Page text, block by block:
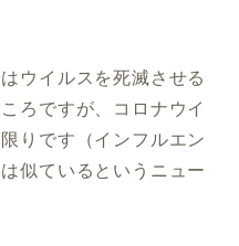
ウイルスを死滅させる
ろですが、コロナウイ
りです（インフルエン
似ているというニュー